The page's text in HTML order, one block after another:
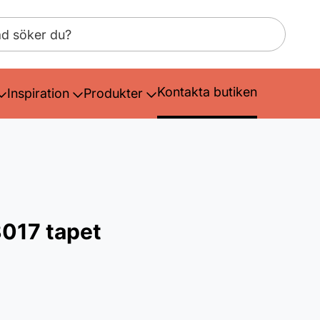
Inspiration Produkter Kontakta butiken
tapet